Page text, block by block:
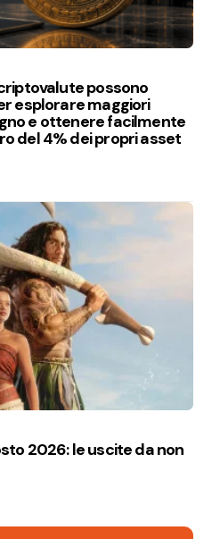
possono
esplorare maggiori
e ottenere facilmente
del 4% dei propri asset
2026: le uscite da non